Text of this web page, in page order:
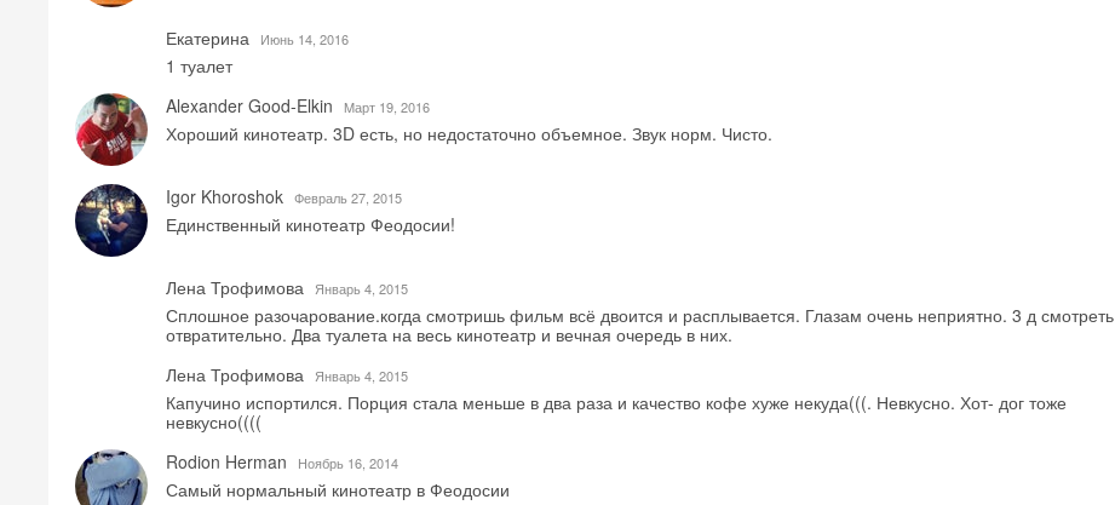
Екатерина Июнь 14, 2016
1 туалет
Alexander Good-Elkin
Mарт 19, 2016
Хороший кинотеатр. 3D есть, но недостаточно объемное. Звук норм. Чисто.
Igor Khoroshok Февраль 27, 2015
Единственный кинотеатр Феодосии!
Лена Трофимова Январь 4, 2015
Сплошное разочарование.когда смотришь фильм всё двоится и расплывается. Глазам очень неприятно. 3 д смотреть
отвратительно. Два туалета на весь кинотеатр и вечная очередь в них.
Лена Трофимова
Январь 4, 2015
Капучино испортился. Порция стала меньше в два раза и качество кофе хуже некуда(((. Невкусно. Хот- дог тоже
невкусно((((
Rodion Herman
Ноябрь 16, 2014
Самый нормальный кинотеатр в Феодосии